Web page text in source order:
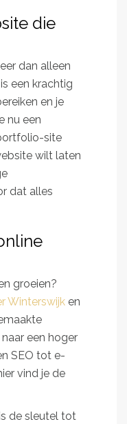
die
dan alleen
een krachtig
en je
nu een
site
wilt laten
dat alles
groeien?
Winterswijk en
een hoger
SEO tot e-
vind je de
de sleutel tot